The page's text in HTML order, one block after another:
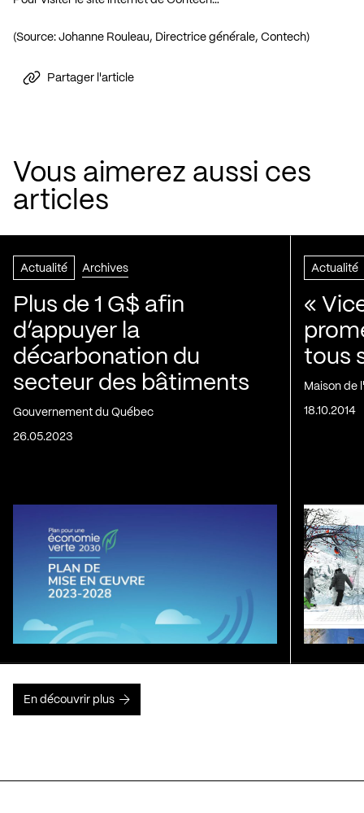
(Source: Johanne Rouleau, Directrice générale, Contech)
Partager l'article
Vous aimerez aussi ces
articles
Actualité Archives
Plus de 1 G$ afin
d’appuyer la
décarbonation du
secteur des bâtiments
Gouvernement du Québec
26.05.2023
Actualité
«
tous
Maison de
18.10.2014
En découvrir plus